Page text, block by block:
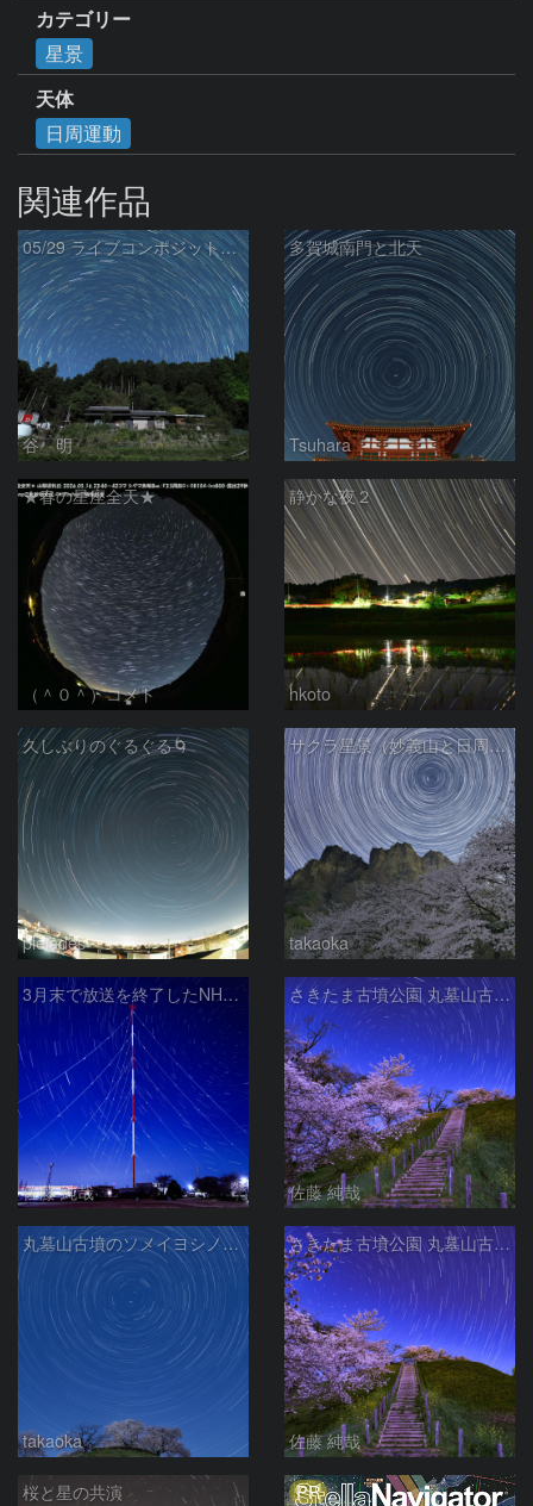
カテゴリー
星景
天体
日周運動
関連作品
05/29 ライブコンポジット試写
谷 明
多賀城南門と北天
Tsuhara
★春の星座全天★
（＾０＾）コメト
静かな夜２
hkoto
久しぶりのぐるぐる🌀
pleiades
サクラ星景（妙義山と日周運動）
takaoka
3月末で放送を終了したNHKラジオ第2放送の送信アンテナと星空
佐藤 純哉
さきたま古墳公園 丸墓山古墳の夜桜と北天の日周運動 埼玉県行田市
佐藤 純哉
丸墓山古墳のソメイヨシノと日周運動
takaoka
さきたま古墳公園 丸墓山古墳の夜桜と北天の日周運動 埼玉県行田市
佐藤 純哉
桜と星の共演 PR